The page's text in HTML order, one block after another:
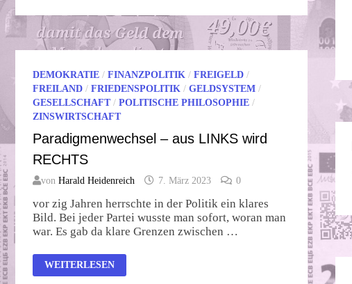
DEMOKRATIE/ FINANZPOLITIK/ FREIGELD/
FREILAND/ FRIEDENSPOLITIK/ GELDSYSTEM/
GESELLSCHAFT/ POLITISCHE PHILOSOPHIE/
ZINSWIRTSCHAFT
Paradigmenwechsel – aus LINKS wird
RECHTS
von Harald Heidenreich 7. März 2023 0
vor zig Jahren herrschte in der Politik ein klares
Bild. Bei jeder Partei wusste man sofort, woran man
war. Es gab da klare Grenzen zwischen …
PARADIGMENWECHSEL
–
WEITERLESEN